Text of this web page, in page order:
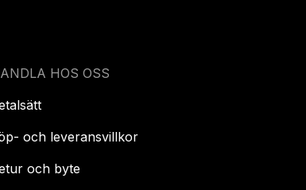
HOS OSS
och leveransvillkor
och byte